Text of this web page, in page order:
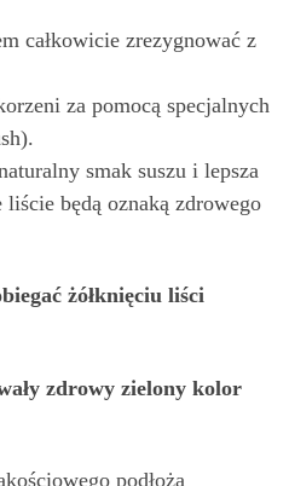
całkowicie zrezygnować z
za pomocą specjalnych
smak suszu i lepsza
liście będą oznaką zdrowego
żółknięciu liści
zdrowy zielony kolor
podłoża